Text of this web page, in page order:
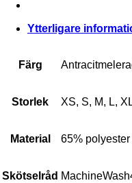
Ytterligare
Färg
Storlek XS, S, M, L,
Material 65% polyester
Skötselråd